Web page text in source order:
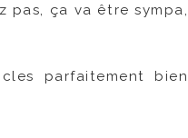
pas, ça va être sympa,
parfaitement bien